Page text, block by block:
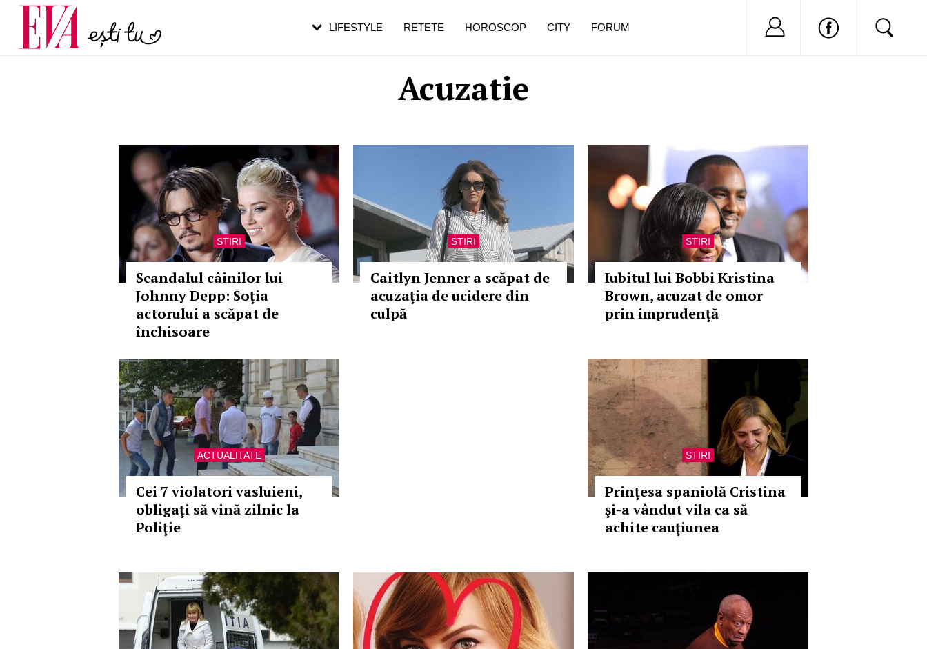
Acuzatie
STIRI
Scandalul câinilor lui
Johnny Depp: Soţia
actorului a scăpat de
închisoare
STIRI
Caitlyn Jenner a scăpat de
acuzaţia de ucidere din
culpă
STIRI
Iubitul lui Bobbi Kristina
Brown, acuzat de omor
prin imprudenţă
ACTUALITATE
Cei 7 violatori vasluieni,
obligaţi să vină zilnic la
Poliţie
STIRI
Prinţesa spaniolă Cristina
şi-a vândut vila ca să
achite cauţiunea
LIFESTYLE RETETE HOROSCOP CITY FORUM Nu ai cont?
Carieră
Actualitate
discret pe care multe femei îl ignoră
la medic